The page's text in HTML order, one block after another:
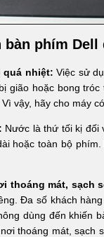
phím Dell
quá nhiệt: Việc sử
gião hoặc bong
vậy, hãy cho máy
Nước là thứ tối kị đối
hoặc toàn bộ
thoáng mát, sạch
Đa số khách
dùng đến khiến
thoáng mát, sạch